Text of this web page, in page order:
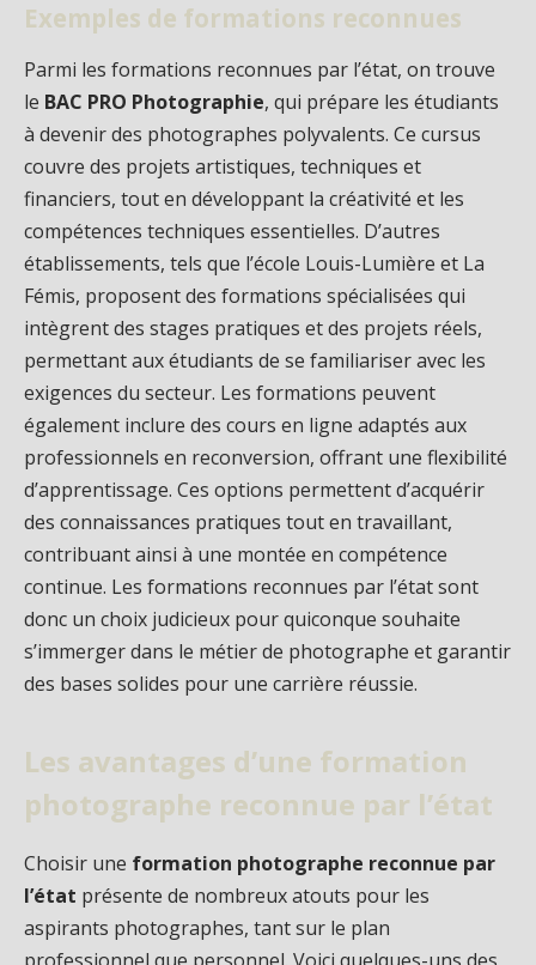
Exemples de formations reconnues
Parmi les formations reconnues par l’état, on trouve
le BAC PRO Photographie, qui prépare les étudiants
à devenir des photographes polyvalents. Ce cursus
couvre des projets artistiques, techniques et
financiers, tout en développant la créativité et les
compétences techniques essentielles. D’autres
établissements, tels que l’école Louis-Lumière et La
Fémis, proposent des formations spécialisées qui
intègrent des stages pratiques et des projets réels,
permettant aux étudiants de se familiariser avec les
exigences du secteur. Les formations peuvent
également inclure des cours en ligne adaptés aux
professionnels en reconversion, offrant une flexibilité
d’apprentissage. Ces options permettent d’acquérir
des connaissances pratiques tout en travaillant,
contribuant ainsi à une montée en compétence
continue. Les formations reconnues par l’état sont
donc un choix judicieux pour quiconque souhaite
s’immerger dans le métier de photographe et garantir
des bases solides pour une carrière réussie.
Les avantages d’une formation
photographe reconnue par l’état
Choisir une formation photographe reconnue par
l’état présente de nombreux atouts pour les
aspirants photographes, tant sur le plan